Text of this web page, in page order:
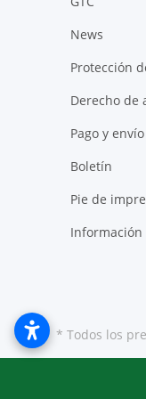
News
Protección
Derecho de
Pago y envío
Boletín
Pie de
Información
* Todos los